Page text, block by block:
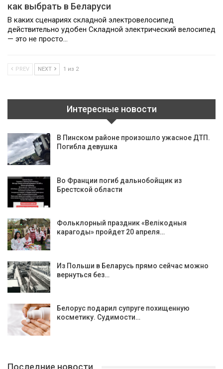
как выбрать в Беларуси
В каких сценариях складной электровелосипед
действительно удобен Складной электрический велосипед
— это не просто…
PREV NEXT 1 из 2
Интересные новости
В Пинском районе произошло ужасное ДТП.
Погибла девушка
Во Франции погиб дальнобойщик из
Брестской области
Фольклорный праздник «Велікодныя
карагоды» пройдет 20 апреля…
Из Польши в Беларусь прямо сейчас можно
вернуться без…
Белорус подарил супруге похищенную
косметику. Судимости…
Последние новости